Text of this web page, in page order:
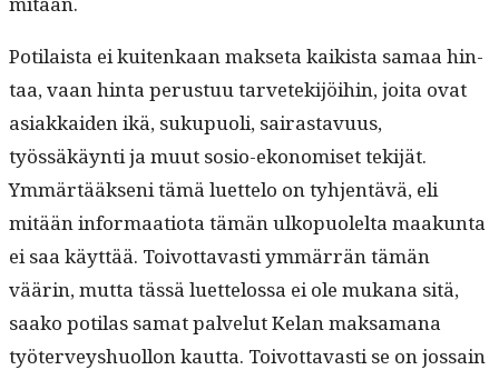
Poti­laista ei kuitenkaan mak­se­ta kaik­ista samaa hin­
taa, vaan hin­ta perus­tuu tarvetek­i­jöi­hin, joi­ta ovat
asi­akkaiden ikä, sukupuoli, sairas­tavu­us,
työssäkäyn­ti ja muut sosio-ekonomiset tek­i­jät.
Ymmärtääk­seni tämä luet­te­lo on tyh­jen­tävä, eli
mitään infor­maa­tio­ta tämän ulkop­uolelta maakun­ta
ei saa käyt­tää. Toiv­ot­tavasti ymmär­rän tämän
väärin, mut­ta tässä luet­telos­sa ei ole mukana sitä,
saako poti­las samat palve­lut Kelan mak­samana
työter­veyshuol­lon kaut­ta. Toiv­ot­tavasti se on jos­sain